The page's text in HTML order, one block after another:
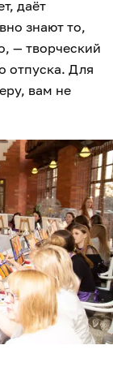
даёт
знают то,
— творческий
отпуска. Для
вам не